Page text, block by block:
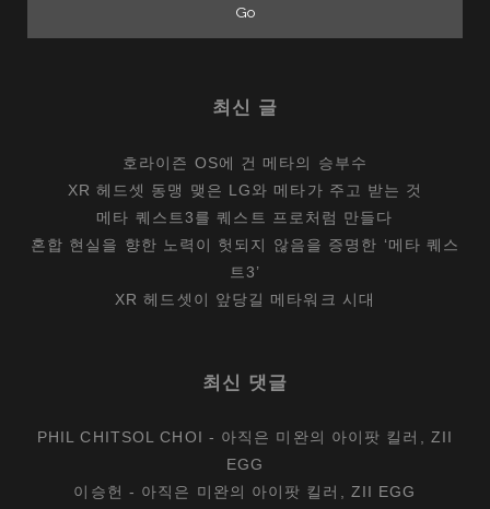
최신 글
호라이즌 OS에 건 메타의 승부수
XR 헤드셋 동맹 맺은 LG와 메타가 주고 받는 것
메타 퀘스트3를 퀘스트 프로처럼 만들다
혼합 현실을 향한 노력이 헛되지 않음을 증명한 ‘메타 퀘스
트3’
XR 헤드셋이 앞당길 메타워크 시대
최신 댓글
PHIL CHITSOL CHOI - 아직은 미완의 아이팟 킬러, ZII
EGG
이승헌 - 아직은 미완의 아이팟 킬러, ZII EGG